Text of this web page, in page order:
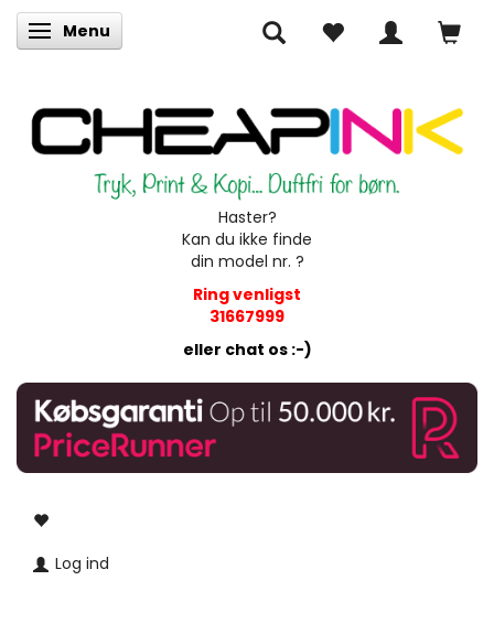
Skifte navigation
Menu
Haster?
Kan du ikke finde
din model nr. ?
Ring venligst
31667999
eller chat os :-)
Log ind